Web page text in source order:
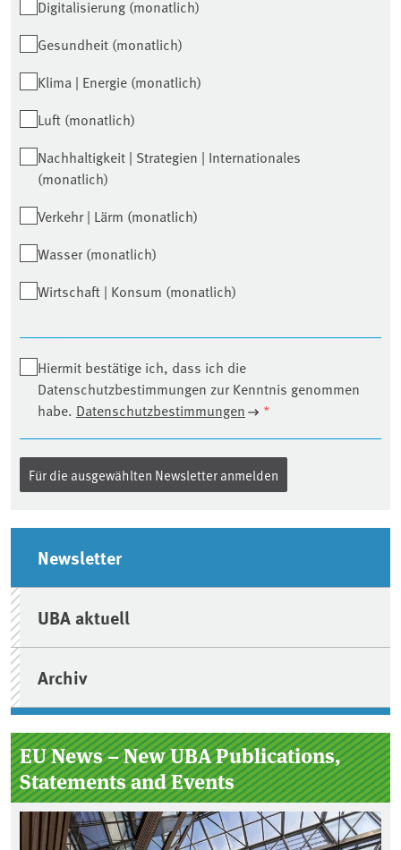
Digitalisierung (monatlich)
Gesundheit (monatlich)
Klima | Energie (monatlich)
Luft (monatlich)
Nachhaltigkeit | Strategien | Internationales
(monatlich)
Verkehr | Lärm (monatlich)
Wasser (monatlich)
Wirtschaft | Konsum (monatlich)
Hiermit bestätige ich, dass ich die
Datenschutzbestimmungen zur Kenntnis genommen
habe. Datenschutzbestimmungen *
Seitenleiste
Newsletter
UBA aktuell
Archiv
EU News – New UBA Publications,
Statements and Events